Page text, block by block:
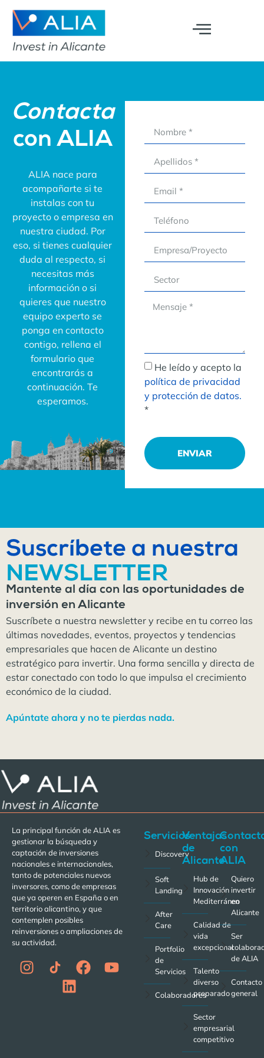
Contacta
con ALIA
ALIA nace para
acompañarte si te
instalas con tu
proyecto o empresa en
nuestra ciudad. Por
eso, si tienes cualquier
duda al respecto, si
necesitas más
información o si
quieres que nuestro
equipo experto se
ponga en contacto
contigo, rellena el
formulario que
encontrarás a
continuación. Te
esperamos.
He leído y acepto la
política de privacidad
y protección de datos.
*
ENVIAR
Suscríbete a nuestra
NEWSLETTER
Mantente al día con las oportunidades de
inversión en Alicante
Suscríbete a nuestra newsletter y recibe en tu correo las
últimas novedades, eventos, proyectos y tendencias
empresariales que hacen de Alicante un destino
estratégico para invertir. Una forma sencilla y directa de
estar conectado con todo lo que impulsa el crecimiento
económico de la ciudad.
Apúntate ahora y no te pierdas nada.
La principal función de ALIA es
gestionar la búsqueda y
captación de inversiones
nacionales e internacionales,
tanto de potenciales nuevos
inversores, como de empresas
que ya operen en España o en
territorio alicantino, y que
contemplen posibles
reinversiones o ampliaciones de
su actividad.
Servicios
Discovery
Soft
Landing
After
Care
Portfolio
de
Servicios
Colaboradores
Ventajas
de
Alicante
Hub de
Innovación
Mediterráneo
Calidad de
vida
excepcional
Talento
diverso
preparado
Sector
empresarial
competitivo
con
ALIA
Quiero
invertir
en
Alicante
Ser
de ALIA
Contacto
general